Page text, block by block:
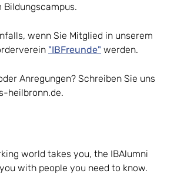
Bildungscampus.
wenn Sie Mitglied in unserem
"IBFreunde" werden.
Anregungen? Schreiben Sie uns
heilbronn.de.
world takes you, the IBAlumni
with people you need to know.